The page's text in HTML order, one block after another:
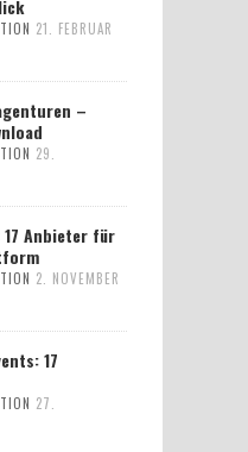
21. FEBRUAR
–
29.
17 Anbieter für
2. NOVEMBER
17
27.